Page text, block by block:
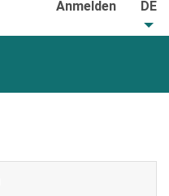
Anmelden DE